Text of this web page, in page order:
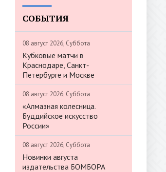
СОБЫТИЯ
08 август 2026, Суббота
Кубковые матчи в
Краснодаре, Санкт-
Петербурге и Москве
08 август 2026, Суббота
«Алмазная колесница.
Буддийское искусство
России»
08 август 2026, Суббота
Новинки августа
издательства БОМБОРА